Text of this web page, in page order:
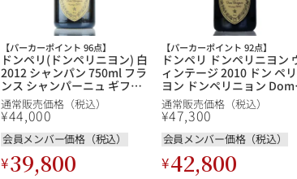
【パーカーポイント 96点】
ドンペリ(ドンペリニヨン) 白
2012 シャンパン 750ml フラ
ンス シャンパーニュ ギフト
に最適
通常販売価格（税込）
¥44,000
会員メンバー価格（税込）
¥39,800
【パーカーポイント 92点】
ドンペリ ドンペリニヨン
ィンテージ 2010 ドン ペ
ヨン ドンペリニョン Dom
Perignon Vintage フランス
シャンパン シャンパーニュ
通常販売価格（税込）
¥47,300
会員メンバー価格（税込）
¥42,800